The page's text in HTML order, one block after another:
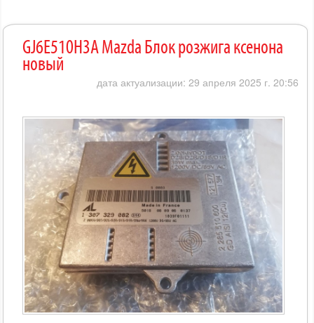
GJ6E510H3A Mazda Блок розжига ксенона
новый
дата актуализации: 29 апреля 2025 г. 20:56